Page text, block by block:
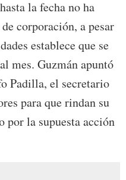
la fecha no ha
corporación, a pesar
establece que se
mes. Guzmán apuntó
Padilla, el secretario
para que rindan su
por la supuesta acción